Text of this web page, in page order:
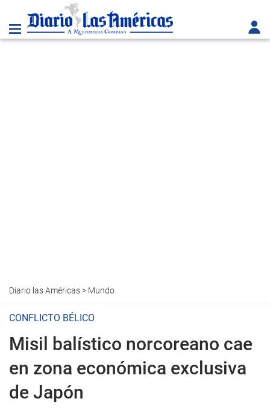
Diario las Américas> Mundo
CONFLICTO BÉLICO
Misil balístico norcoreano cae
en zona económica exclusiva
de Japón